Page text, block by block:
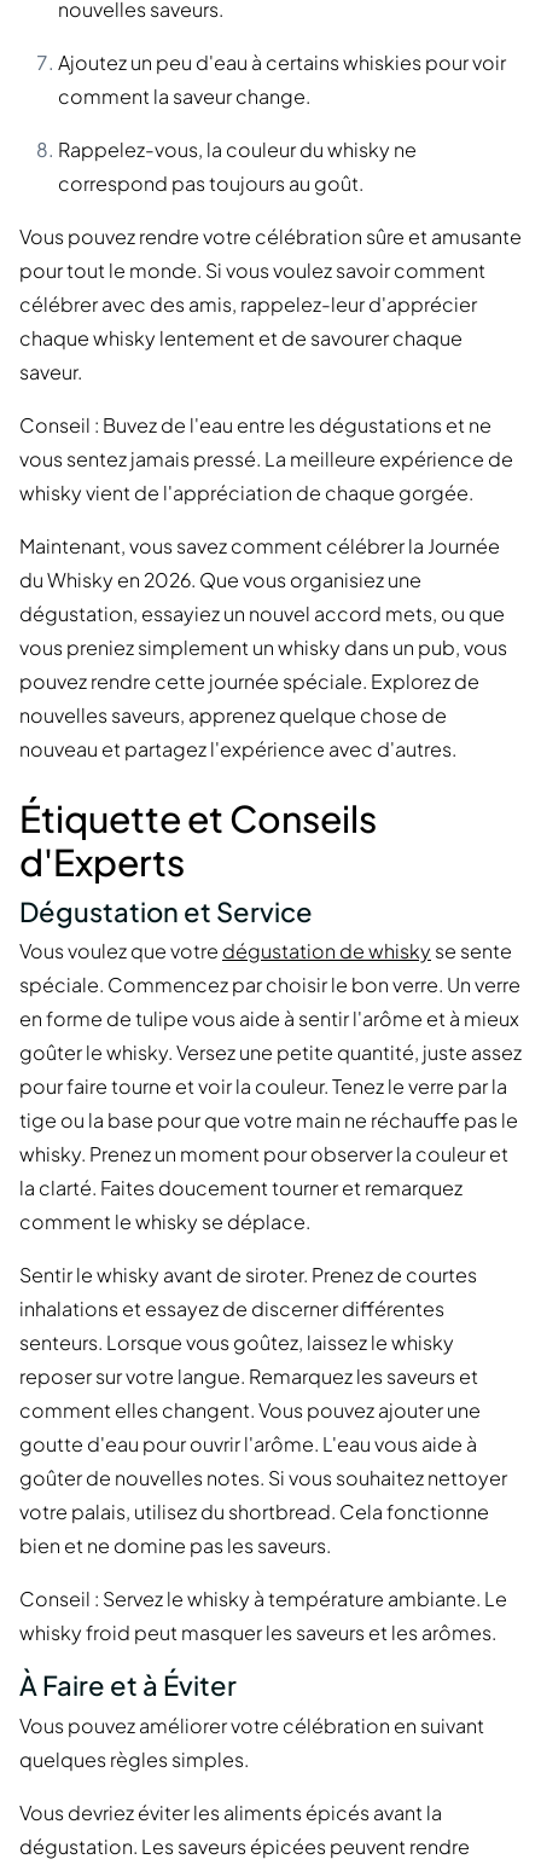
nouvelles saveurs.
Ajoutez un peu d'eau à certains whiskies pour voir
comment la saveur change.
Rappelez-vous, la couleur du whisky ne
correspond pas toujours au goût.
Vous pouvez rendre votre célébration sûre et amusante
pour tout le monde. Si vous voulez savoir comment
célébrer avec des amis, rappelez-leur d'apprécier
chaque whisky lentement et de savourer chaque
saveur.
Conseil : Buvez de l'eau entre les dégustations et ne
vous sentez jamais pressé. La meilleure expérience de
whisky vient de l'appréciation de chaque gorgée.
Maintenant, vous savez comment célébrer la Journée
du Whisky en 2026. Que vous organisiez une
dégustation, essayiez un nouvel accord mets, ou que
vous preniez simplement un whisky dans un pub, vous
pouvez rendre cette journée spéciale. Explorez de
nouvelles saveurs, apprenez quelque chose de
nouveau et partagez l'expérience avec d'autres.
Étiquette et Conseils
d'Experts
Dégustation et Service
Vous voulez que votre dégustation de whisky se sente
spéciale. Commencez par choisir le bon verre. Un verre
en forme de tulipe vous aide à sentir l'arôme et à mieux
goûter le whisky. Versez une petite quantité, juste assez
pour faire tourne et voir la couleur. Tenez le verre par la
tige ou la base pour que votre main ne réchauffe pas le
whisky. Prenez un moment pour observer la couleur et
la clarté. Faites doucement tourner et remarquez
comment le whisky se déplace.
Sentir le whisky avant de siroter. Prenez de courtes
inhalations et essayez de discerner différentes
senteurs. Lorsque vous goûtez, laissez le whisky
reposer sur votre langue. Remarquez les saveurs et
comment elles changent. Vous pouvez ajouter une
goutte d'eau pour ouvrir l'arôme. L'eau vous aide à
goûter de nouvelles notes. Si vous souhaitez nettoyer
votre palais, utilisez du shortbread. Cela fonctionne
bien et ne domine pas les saveurs.
Conseil : Servez le whisky à température ambiante. Le
whisky froid peut masquer les saveurs et les arômes.
À Faire et à Éviter
Vous pouvez améliorer votre célébration en suivant
quelques règles simples.
Vous devriez éviter les aliments épicés avant la
dégustation. Les saveurs épicées peuvent rendre